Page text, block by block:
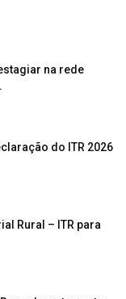
na rede
do ITR 2026
Rural – ITR para